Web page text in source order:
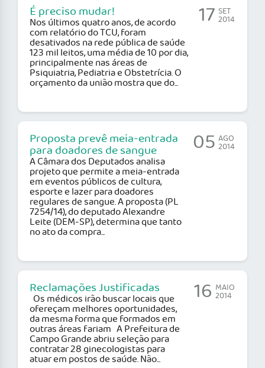
É preciso mudar!
Nos últimos quatro anos, de acordo
com relatório do TCU, foram
desativados na rede pública de saúde
123 mil leitos, uma média de 10 por dia,
principalmente nas áreas de
Psiquiatria, Pediatria e Obstetrícia. O
orçamento da união mostra que do...
17 SET
2014
Proposta prevê meia-entrada
para doadores de sangue
A Câmara dos Deputados analisa
projeto que permite a meia-entrada
em eventos públicos de cultura,
esporte e lazer para doadores
regulares de sangue. A proposta (PL
7254/14), do deputado Alexandre
Leite (DEM-SP), determina que tanto
no ato da compra...
05 AGO
2014
Reclamações Justificadas
Os médicos irão buscar locais que
ofereçam melhores oportunidades,
da mesma forma que formados em
outras áreas fariam A Prefeitura de
Campo Grande abriu seleção para
contratar 28 ginecologistas para
atuar em postos de saúde. Não...
16 MAIO
2014